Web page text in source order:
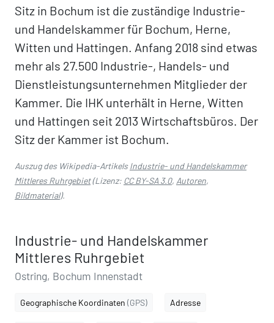
Sitz in Bochum ist die zuständige Industrie-
und Handelskammer für Bochum, Herne,
Witten und Hattingen. Anfang 2018 sind etwas
mehr als 27.500 Industrie-, Handels- und
Dienstleistungsunternehmen Mitglieder der
Kammer. Die IHK unterhält in Herne, Witten
und Hattingen seit 2013 Wirtschaftsbüros. Der
Sitz der Kammer ist Bochum.
Auszug des Wikipedia-ArtikelsIndustrie- und Handelskammer
Mittleres Ruhrgebiet(Lizenz: CC BY-SA 3.0, Autoren,
Bildmaterial).
Industrie- und Handelskammer
Mittleres Ruhrgebiet
Ostring, Bochum Innenstadt
Geographische Koordinaten (GPS) Adresse